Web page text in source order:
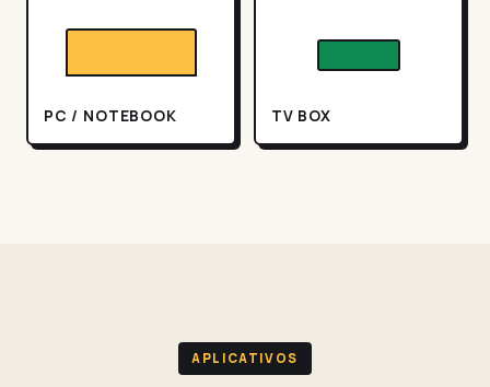
PC / NOTEBOOK TV BOX
APLICATIVOS